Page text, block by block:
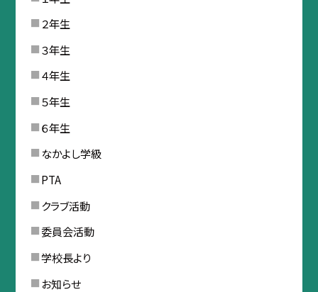
２年生
３年生
４年生
５年生
６年生
なかよし学級
PTA
クラブ活動
委員会活動
学校長より
お知らせ